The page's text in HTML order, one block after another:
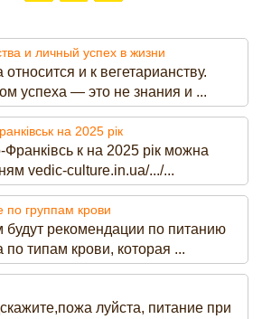
и личный успех в жизни
относится и к вегетарианству.
успеха — это не знания и ...
на 2025 рік
Франківсь к на 2025 рік можна
vedic-culture.in.ua/.../...
по группам крови
рекомендации по питанию
по типам крови, которая ...
луйста, питание при